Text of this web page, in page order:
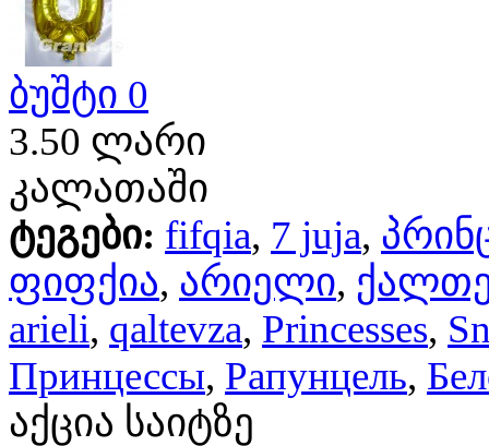
ბუშტი 0
3.50 ლარი
კალათაში
ტეგები: fifqia, 7 juja,
ფიფქია, არიელი,
arieli, qaltevza, Princesses,
Принцессы, Рапунцель,
აქცია საიტზე